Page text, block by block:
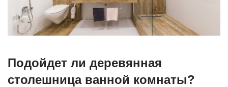
Подойдет ли деревянная
столешница ванной комнаты?